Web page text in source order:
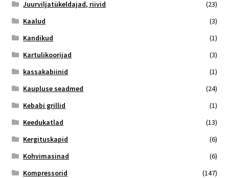
Juurviljatükeldajad, riivid
(23)
Kaalud
(3)
Kandikud
(1)
Kartulikoorijad
(3)
kassakabiinid
(1)
Kaupluse seadmed
(24)
Kebabi grillid
(1)
Keedukatlad
(13)
Kergituskapid
(6)
Kohvimasinad
(6)
Kompressorid
(147)